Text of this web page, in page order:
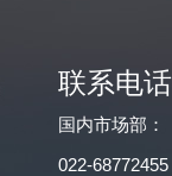
联系电话
国内市场部：
022-68772455